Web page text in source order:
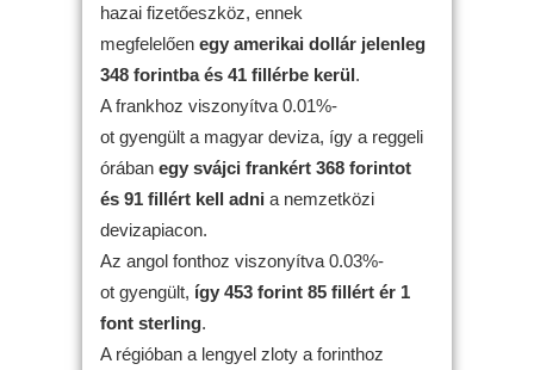
hazai fizetőeszköz, ennek
megfelelően egy amerikai dollár jelenleg
348 forintba és 41 fillérbe kerül.
A frankhoz viszonyítva 0.01%-
ot gyengült a magyar deviza, így a reggeli
órában egy svájci frankért 368 forintot
és 91 fillért kell adni a nemzetközi
devizapiacon.
Az angol fonthoz viszonyítva 0.03%-
ot gyengült, így 453 forint 85 fillért ér 1
font sterling.
A régióban a lengyel zloty a forinthoz